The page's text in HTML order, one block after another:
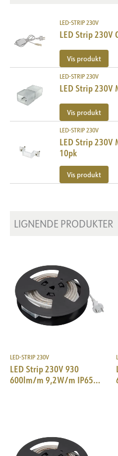
Lyseffekt [lm/W]
Startstrøm Imax [A]
Startstrøm tid [µs]
LED-STRIP 230V
LED Strip 230V
Vis produkt
LED-STRIP 230V
LED Strip 230V
Vis produkt
LED-STRIP 230V
LED Strip 230V
10pk
Vis produkt
LIGNENDE PRODUKTER
LED-STRIP 230V
LED Strip 230V 930
600lm/m 9,2W/m IP65